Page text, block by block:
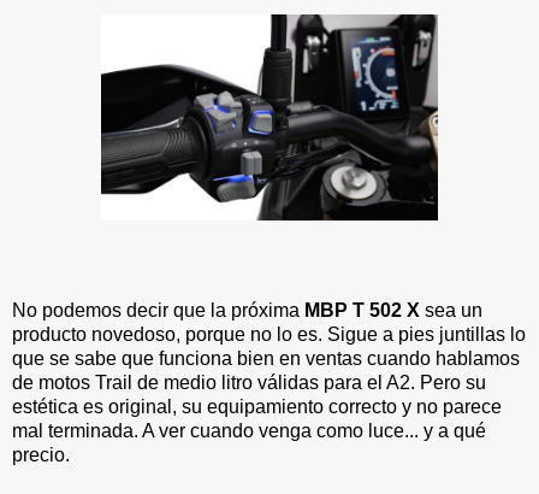
No podemos decir que la próxima MBP T 502 X sea un
producto novedoso, porque no lo es. Sigue a pies juntillas lo
que se sabe que funciona bien en ventas cuando hablamos
de motos Trail de medio litro válidas para el A2. Pero su
estética es original, su equipamiento correcto y no parece
mal terminada. A ver cuando venga como luce... y a qué
precio.